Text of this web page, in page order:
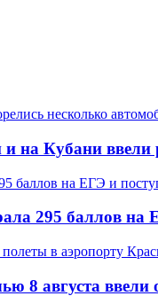
на Кубани ввели
295 баллов на
8 августа